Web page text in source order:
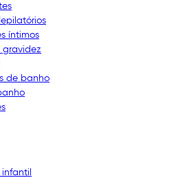
íntimos
gravidez
de banho